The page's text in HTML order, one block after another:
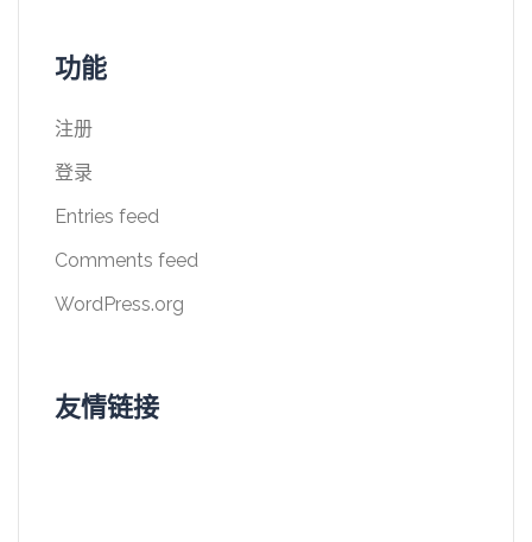
功能
注册
登录
Entries feed
Comments feed
WordPress.org
友情链接